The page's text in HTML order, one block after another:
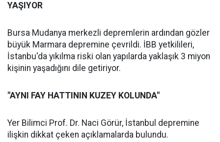
YAŞIYOR
Bursa Mudanya merkezli depremlerin ardından gözler
büyük Marmara depremine çevrildi. İBB yetkilileri,
İstanbu'da yıkılma riski olan yapılarda yaklaşık 3 miyon
kişinin yaşadığını dile getiriyor.
"AYNI FAY HATTININ KUZEY KOLUNDA"
Yer Bilimci Prof. Dr. Naci Görür, İstanbul depremine
ilişkin dikkat çeken açıklamalarda bulundu.